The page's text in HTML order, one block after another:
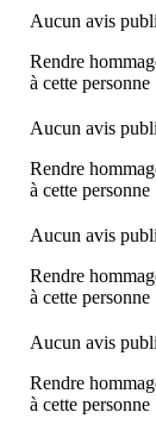
Aucun avis
Rendre
à cette personne
Aucun avis
Rendre
à cette personne
Aucun avis
Rendre
à cette personne
Aucun avis
Rendre
à cette personne